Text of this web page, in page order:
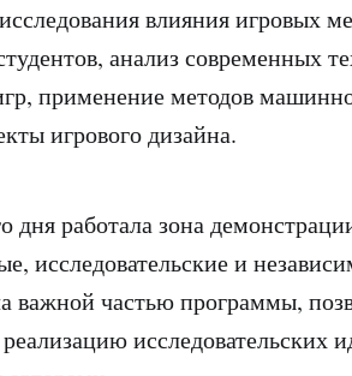
влияния игровых
анализ современных
применение методов
игрового дизайна.
дня работала зона
исследовательские и
важной частью программы,
исследовательских